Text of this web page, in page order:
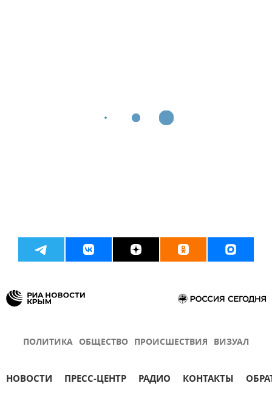
ПОЛИТИКА ОБЩЕСТВО ПРОИСШЕСТВИЯ ВИЗУАЛ
НОВОСТИ ПРЕСС-ЦЕНТР РАДИО КОНТАКТЫ